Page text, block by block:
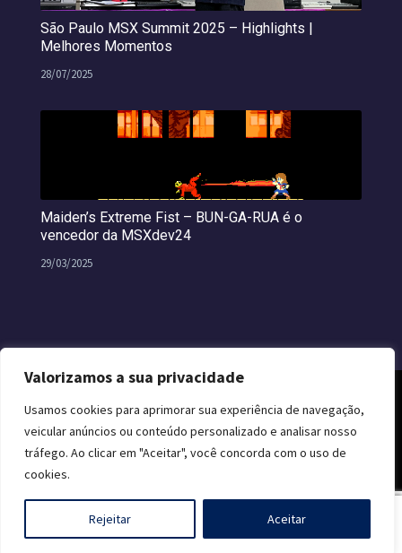
Valorizamos a sua privacidade
Usamos cookies para aprimorar sua experiência de navegação,
veicular anúncios ou conteúdo personalizado e analisar nosso
tráfego. Ao clicar em "Aceitar", você concorda com o uso de
cookies.
Rejeitar Aceitar
São Paulo MSX Summit 2025 – Highlights |
Melhores Momentos
28/07/2025
Maiden’s Extreme Fist – BUN-GA-RUA é o
vencedor da MSXdev24
29/03/2025
© 2026 CLUBE MSX. TODOS OS DIREITOS RESERVADOS.